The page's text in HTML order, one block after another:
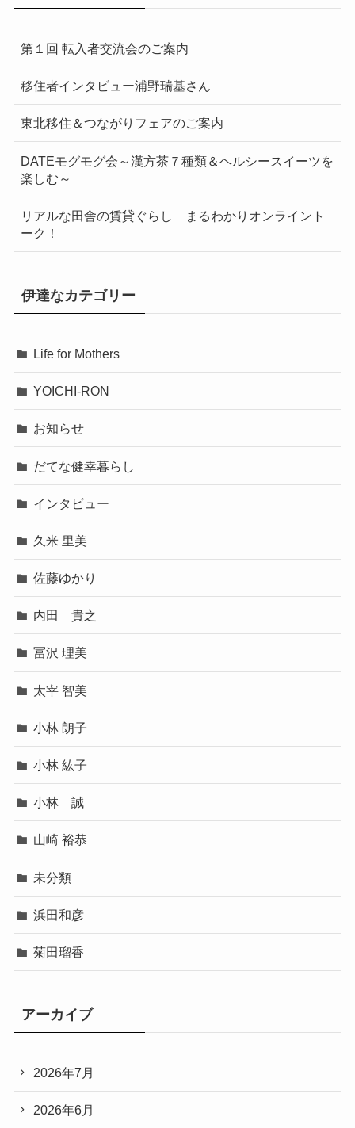
第１回 転入者交流会のご案内
移住者インタビュー浦野瑞基さん
東北移住＆つながりフェアのご案内
DATEモグモグ会～漢方茶７種類＆ヘルシースイーツを
楽しむ～
リアルな田舎の賃貸ぐらし まるわかりオンライント
ーク！
伊達なカテゴリー
Life for Mothers
YOICHI-RON
お知らせ
だてな健幸暮らし
インタビュー
久米 里美
佐藤ゆかり
内田 貴之
冨沢 理美
太宰 智美
小林 朗子
小林 紘子
小林 誠
山崎 裕恭
未分類
浜田和彦
菊田瑠香
アーカイブ
2026年7月
2026年6月